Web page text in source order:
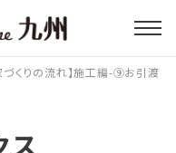
づくりの流れ】施工編-⑨お引渡